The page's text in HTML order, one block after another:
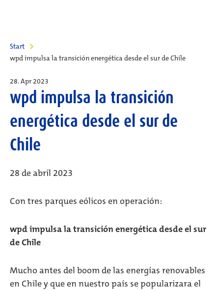
Start
wpd impulsa la transición energética desde el sur de Chile
28. Apr 2023
wpd impulsa la transición
energética desde el sur de
Chile
28 de abril 2023
Con tres parques eólicos en operación:
wpd impulsa la transición energética desde el sur
de Chile
Mucho antes del boom de las energías renovables
en Chile y que en nuestro país se popularizara el